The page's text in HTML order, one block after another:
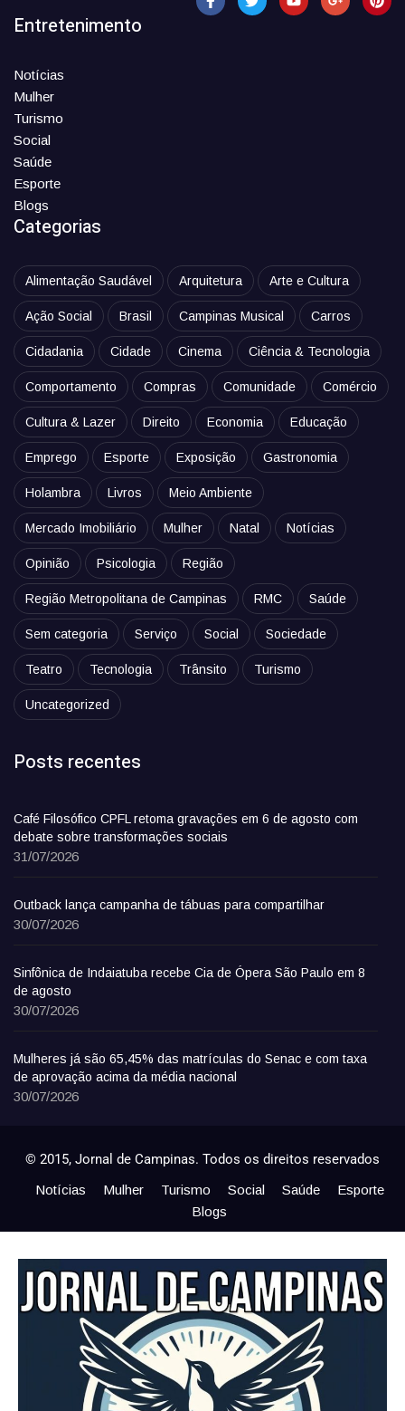
Entretenimento
Notícias
Mulher
Turismo
Social
Saúde
Esporte
Blogs
Categorias
Alimentação Saudável Arquitetura Arte e Cultura
Ação Social Brasil Campinas Musical Carros
Cidadania Cidade Cinema Ciência & Tecnologia
Comportamento Compras Comunidade Comércio
Cultura & Lazer Direito Economia Educação
Emprego Esporte Exposição Gastronomia
Holambra Livros Meio Ambiente
Mercado Imobiliário Mulher Natal Notícias
Opinião Psicologia Região
Região Metropolitana de Campinas RMC Saúde
Sem categoria Serviço Social Sociedade
Teatro Tecnologia Trânsito Turismo
Uncategorized
Posts recentes
Café Filosófico CPFL retoma gravações em 6 de agosto com
debate sobre transformações sociais
31/07/2026
Outback lança campanha de tábuas para compartilhar
30/07/2026
Sinfônica de Indaiatuba recebe Cia de Ópera São Paulo em 8
de agosto
30/07/2026
Mulheres já são 65,45% das matrículas do Senac e com taxa
de aprovação acima da média nacional
30/07/2026
© 2015, Jornal de Campinas. Todos os direitos reservados
Notícias Mulher Turismo Social Saúde
Esporte
Blogs